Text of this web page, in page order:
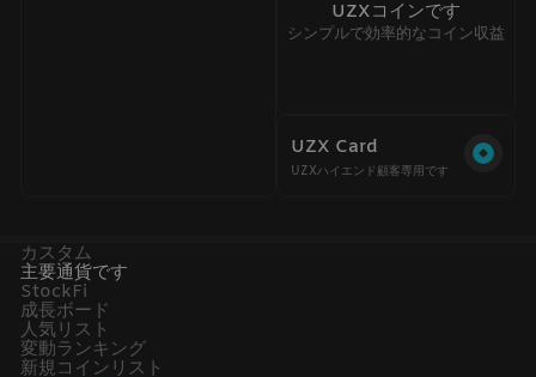
UZXコインです
シンプルで効率的なコイン収益
UZX Card
UZXハイエンド顧客専用です
カスタム
主要通貨です
StockFi
成長ボード
人気リスト
変動ランキング
新規コインリスト